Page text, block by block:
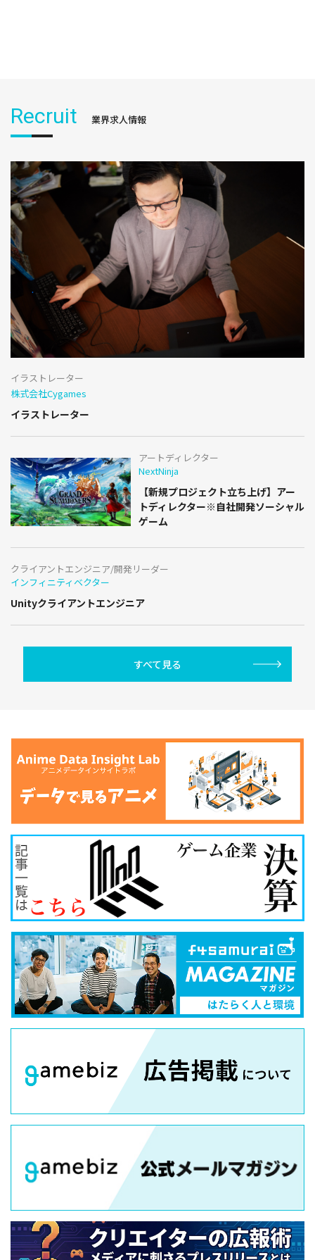
Recruit 業界求人情報
イラストレーター
株式会社Cygames
イラストレーター
アートディレクター
NextNinja
【新規プロジェクト立ち上げ】アー
トディレクター※自社開発ソーシャル
ゲーム
クライアントエンジニア/開発リーダー
インフィニティベクター
Unityクライアントエンジニア
すべて見る